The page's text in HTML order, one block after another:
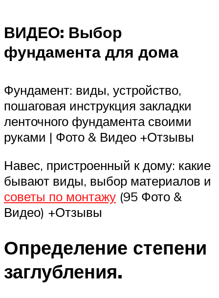
ВИДЕО: Выбор
фундамента для дома
Фундамент: виды, устройство,
пошаговая инструкция закладки
ленточного фундамента своими
руками | Фото & Видео +Отзывы
Навес, пристроенный к дому: какие
бывают виды, выбор материалов и
советы по монтажу (95 Фото &
Видео) +Отзывы
Определение степени
заглубления.